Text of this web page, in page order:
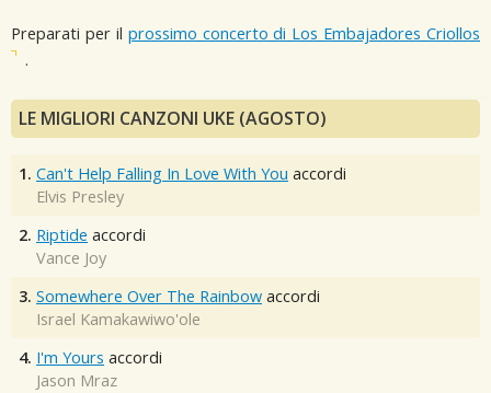
Preparati per il prossimo concerto di Los Embajadores Criollos
.
LE MIGLIORI CANZONI UKE (AGOSTO)
1. Can't Help Falling In Love With You accordi
Elvis Presley
2. Riptide accordi
Vance Joy
3. Somewhere Over The Rainbow accordi
Israel Kamakawiwo'ole
4. I'm Yours accordi
Jason Mraz